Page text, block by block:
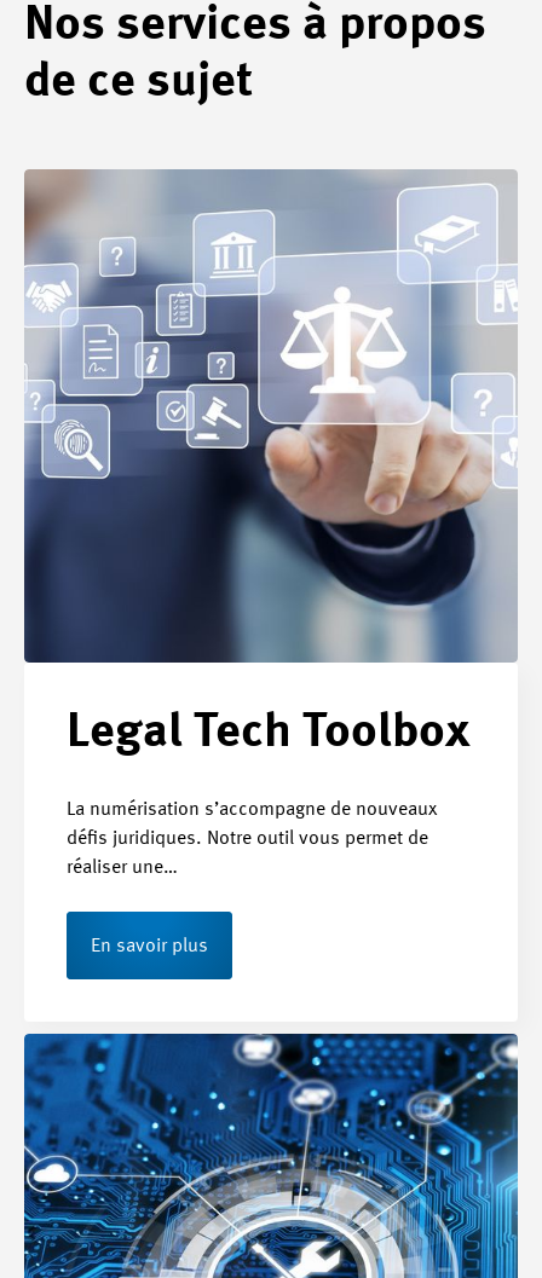
Nos services à propos
de ce sujet
Legal Tech Toolbox
La numérisation s’accompagne de nouveaux
défis juridiques. Notre outil vous permet de
réaliser une…
En savoir plus